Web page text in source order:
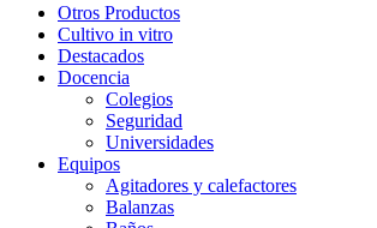
Otros Productos
Cultivo in vitro
Destacados
Docencia
Colegios
Seguridad
Universidades
Equipos
Agitadores y calefactores
Balanzas